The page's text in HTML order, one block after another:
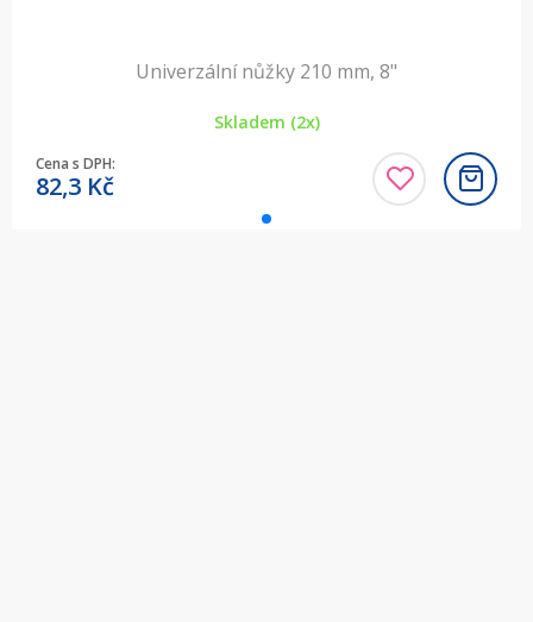
Univerzální nůžky 210 mm, 8"
Skladem (2x)
Cena s DPH:
82,3 Kč